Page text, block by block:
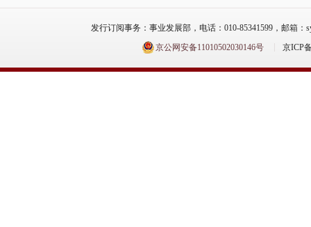
发行订阅事务：事业发展部，电话：010-85341599，邮箱：
京公网安备11010502030146号
京ICP